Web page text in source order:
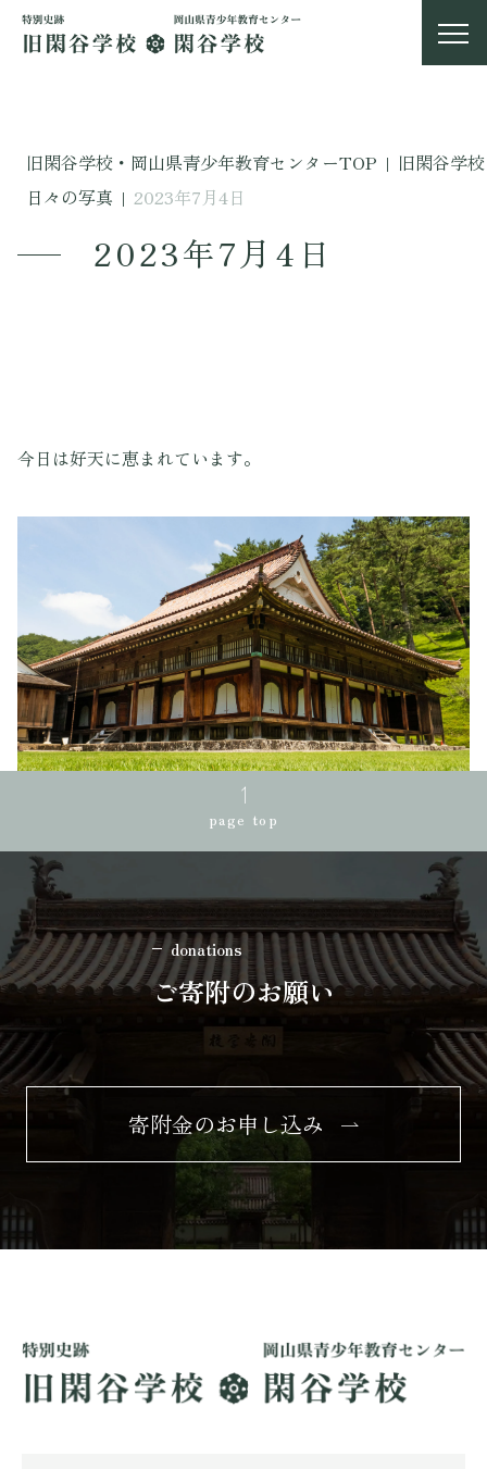
旧閑谷学校・岡山県青少年教育センターTOP | 旧閑谷学校
日々の写真 | 2023年7月4日
2023年7月4日
今日は好天に恵まれています。
page top
donations
ご寄附のお願い
寄附金のお申し込み